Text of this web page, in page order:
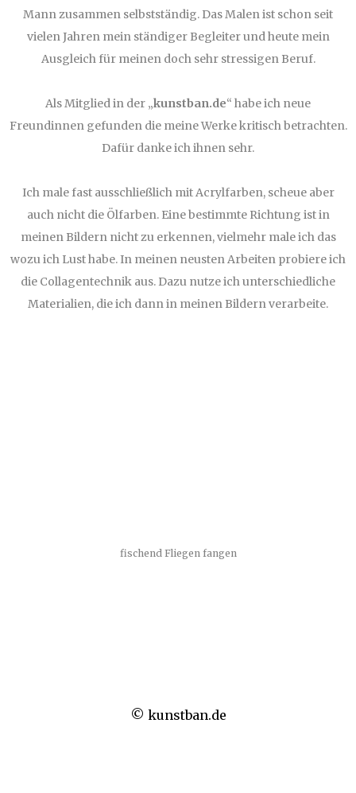
Mann zusammen selbstständig. Das Malen ist schon seit
vielen Jahren mein ständiger Begleiter und heute mein
Ausgleich für meinen doch sehr stressigen Beruf.
Als Mitglied in der „kunstban.de“ habe ich neue
Freundinnen gefunden die meine Werke kritisch betrachten.
Dafür danke ich ihnen sehr.
Ich male fast ausschließlich mit Acrylfarben, scheue aber
auch nicht die Ölfarben. Eine bestimmte Richtung ist in
meinen Bildern nicht zu erkennen, vielmehr male ich das
wozu ich Lust habe. In meinen neusten Arbeiten probiere ich
die Collagentechnik aus. Dazu nutze ich unterschiedliche
Materialien, die ich dann in meinen Bildern verarbeite.
fischend Fliegen fangen
© kunstban.de